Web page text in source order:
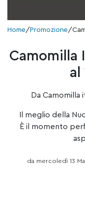
Home/ Promozione/
Camomilla
al
Da Camomilla
Il meglio della
È il momento
da mercoledì 13